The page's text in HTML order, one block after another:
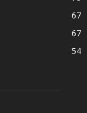
67
67
54